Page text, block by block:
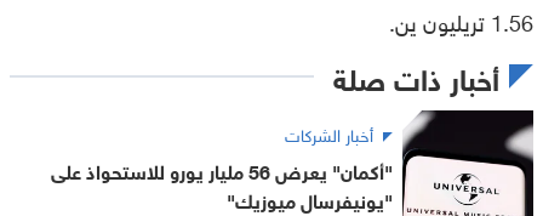
1.56 تريليون ين.
أخبار ذات صلة
أخبار الشركات
"أكمان" يعرض 56 مليار يورو للاستحواذ على
"يونيفرسال ميوزيك"